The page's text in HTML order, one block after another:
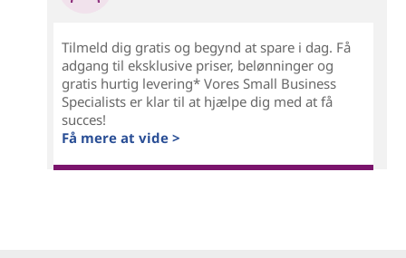
Tilmeld dig gratis og begynd at spare i dag. Få
adgang til eksklusive priser, belønninger og
gratis hurtig levering* Vores Small Business
Specialists er klar til at hjælpe dig med at få
succes!
Få mere at vide >